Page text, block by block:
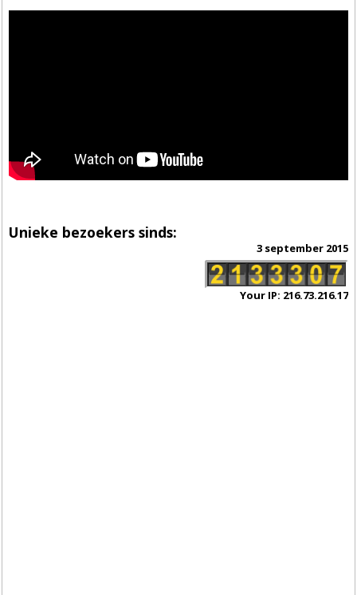
Unieke bezoekers sinds:
3 september 2015
Your IP: 216.73.216.17